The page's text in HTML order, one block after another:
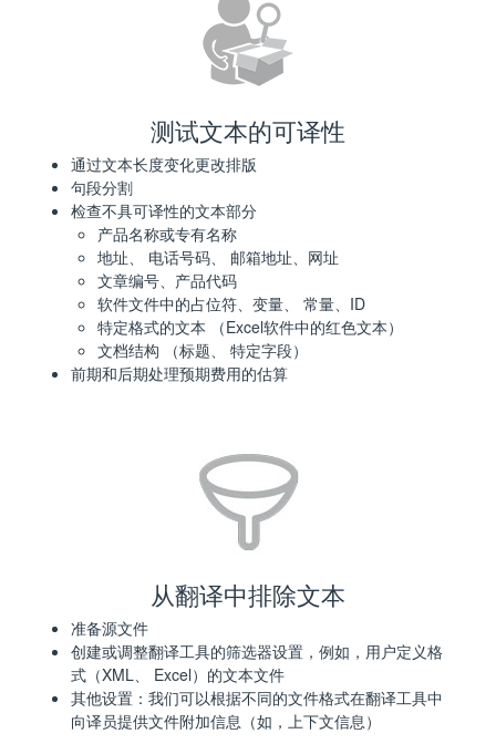
测试文本的可译性
通过文本长度变化更改排版
句段分割
检查不具可译性的文本部分
产品名称或专有名称
地址、 电话号码、 邮箱地址、网址
文章编号、产品代码
软件文件中的占位符、变量、 常量、ID
特定格式的文本 （Excel软件中的红色文本）
文档结构 （标题、 特定字段）
前期和后期处理预期费用的估算
从翻译中排除文本
准备源文件
创建或调整翻译工具的筛选器设置，例如，用户定义格
式（XML、 Excel）的文本文件
其他设置：我们可以根据不同的文件格式在翻译工具中
向译员提供文件附加信息（如，上下文信息）